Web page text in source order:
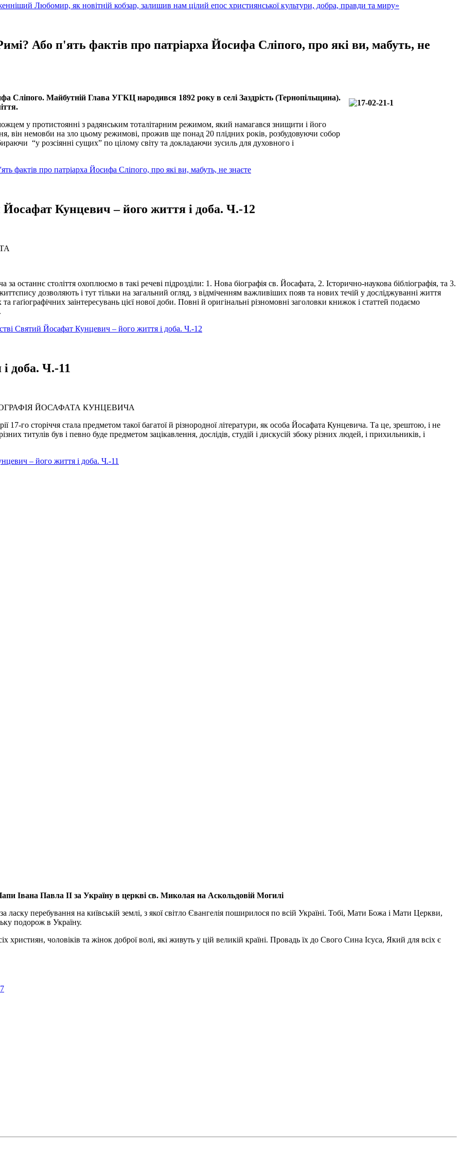
Любомир, як новітній кобзар, залишив нам цілий епос християнської культури, добра, правди та миру»
Або п'ять фактів про патріарха Йосифа Сліпого, про які ви, мабуть, не
Сліпого. Майбутній Глава УГКЦ народився 1892 року в селі Заздрість (Тернопільщина).
у протистоянні з радянським тоталітарним режимом, який намагався знищити і його
він немовби на зло цьому режимові, прожив ще понад 20 плідних років, розбудовуючи собор
“у розсіянні сущих” по цілому світу та докладаючи зусиль для духовного і
фактів про патріарха Йосифа Сліпого, про які ви, мабуть, не знаєте
Йосафат Кунцевич – його життя і доба. Ч.-12
останнє століття охоплюємо в такі речеві підрозділи: 1. Нова біографія св. Йосафата, 2. Історично-наукова бібліографія, та 3.
дозволяють і тут тільки на загальний огляд, з відміченням важливіших появ та нових течій у досліджуванні життя
гаґіографічних заінтересувань цієї нової доби. Повні й оригінальні різномовні заголовки книжок і статтей подаємо
Святий Йосафат Кунцевич – його життя і доба. Ч.-12
доба. Ч.-11
ЙОСАФАТА КУНЦЕВИЧА
17-го сторіччя стала предметом такої багатої й різнородної літератури, як особа Йосафата Кунцевича. Та це, зрештою, і не
титулів був і певно буде предметом зацікавлення, дослідів, студій і дискусій збоку різних людей, і прихильників, і
– його життя і доба. Ч.-11
Івана Павла ІІ за Україну в церкві св. Миколая на Аскольдовій Могилі
перебування на київській землі, з якої світло Євангелія поширилося по всій Україні. Тобі, Мати Божа і Мати Церкви,
подорож в Україну.
чоловіків та жінок доброї волі, які живуть у цій великій країні. Провадь їх до Свого Сина Ісуса, Який для всіх є